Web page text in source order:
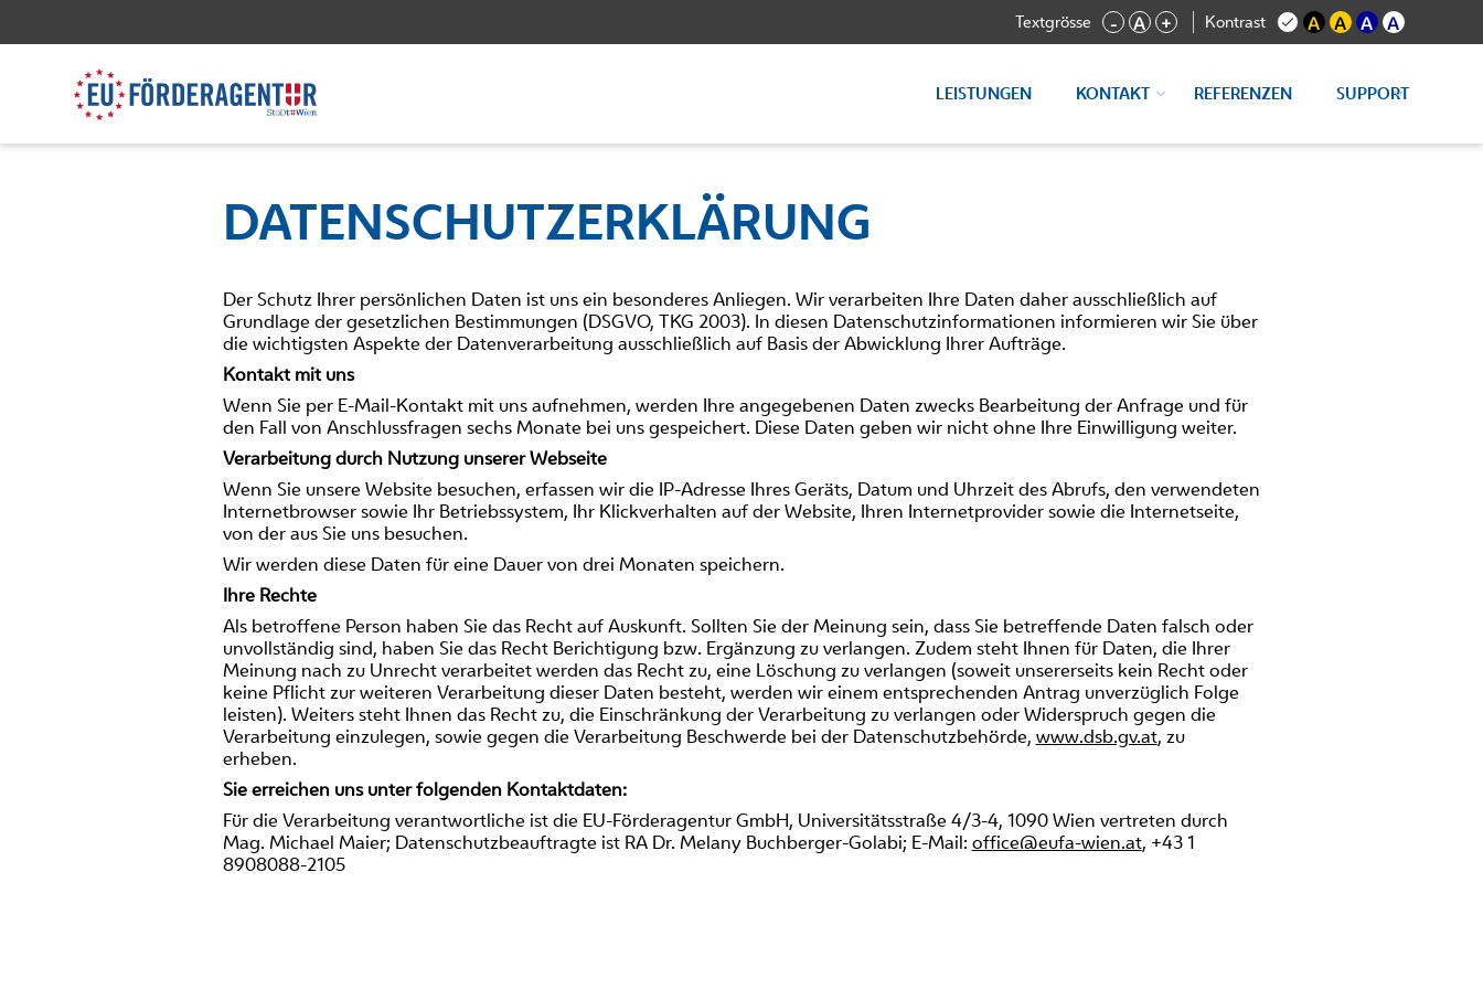
Textgrösse - A + Kontrast A A A A
LEISTUNGEN KONTAKT REFERENZEN SUPPORT
DATENSCHUTZERKLÄRUNG
Der Schutz Ihrer persönlichen Daten ist uns ein besonderes Anliegen. Wir verarbeiten Ihre Daten daher ausschließlich auf
Grundlage der gesetzlichen Bestimmungen (DSGVO, TKG 2003). In diesen Datenschutzinformationen informieren wir Sie über
die wichtigsten Aspekte der Datenverarbeitung ausschließlich auf Basis der Abwicklung Ihrer Aufträge.
Kontakt mit uns
Wenn Sie per E-Mail-Kontakt mit uns aufnehmen, werden Ihre angegebenen Daten zwecks Bearbeitung der Anfrage und für
den Fall von Anschlussfragen sechs Monate bei uns gespeichert. Diese Daten geben wir nicht ohne Ihre Einwilligung weiter.
Verarbeitung durch Nutzung unserer Webseite
Wenn Sie unsere Website besuchen, erfassen wir die IP-Adresse Ihres Geräts, Datum und Uhrzeit des Abrufs, den verwendeten
Internetbrowser sowie Ihr Betriebssystem, Ihr Klickverhalten auf der Website, Ihren Internetprovider sowie die Internetseite,
von der aus Sie uns besuchen.
Wir werden diese Daten für eine Dauer von drei Monaten speichern.
Ihre Rechte
Als betroffene Person haben Sie das Recht auf Auskunft. Sollten Sie der Meinung sein, dass Sie betreffende Daten falsch oder
unvollständig sind, haben Sie das Recht Berichtigung bzw. Ergänzung zu verlangen. Zudem steht Ihnen für Daten, die Ihrer
Meinung nach zu Unrecht verarbeitet werden das Recht zu, eine Löschung zu verlangen (soweit unsererseits kein Recht oder
keine Pflicht zur weiteren Verarbeitung dieser Daten besteht, werden wir einem entsprechenden Antrag unverzüglich Folge
leisten). Weiters steht Ihnen das Recht zu, die Einschränkung der Verarbeitung zu verlangen oder Widerspruch gegen die
Verarbeitung einzulegen, sowie gegen die Verarbeitung Beschwerde bei der Datenschutzbehörde, www.dsb.gv.at, zu
erheben.
Sie erreichen uns unter folgenden Kontaktdaten:
Für die Verarbeitung verantwortliche ist die EU-Förderagentur GmbH, Universitätsstraße 4/3-4, 1090 Wien vertreten durch
Mag. Michael Maier; Datenschutzbeauftragte ist RA Dr. Melany Buchberger-Golabi; E-Mail: office@eufa-wien.at, +43 1
8908088-2105